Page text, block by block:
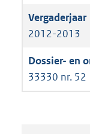
2012-2013
33330 nr. 52